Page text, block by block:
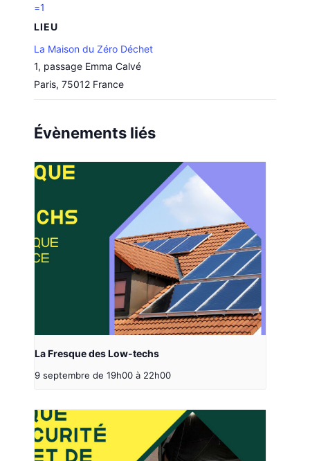
=1
LIEU
La Maison du Zéro Déchet
1, passage Emma Calvé
Paris, 75012 France
Évènements liés
La Fresque des Low-techs
9 septembre de 19h00 à 22h00